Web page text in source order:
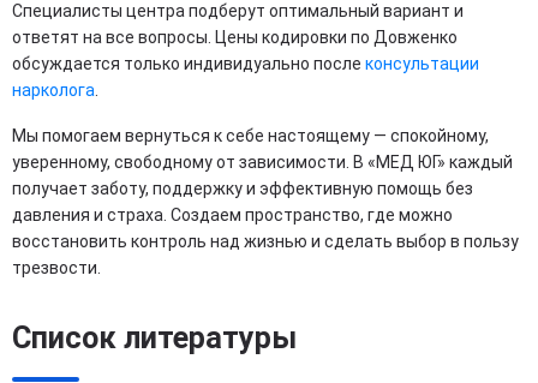
Специалисты центра подберут оптимальный вариант и
ответят на все вопросы. Цены кодировки по Довженко
обсуждается только индивидуально после консультации
нарколога
Мы помогаем вернуться к себе настоящему — спокойному,
уверенному, свободному от зависимости. В «МЕД ЮГ» каждый
получает заботу, поддержку и эффективную помощь без
давления и страха. Создаем пространство, где можно
восстановить контроль над жизнью и сделать выбор в пользу
трезвости.
Список литературы